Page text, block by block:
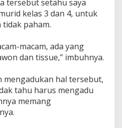
tersebut setahu saya
kelas 3 dan 4, untuk
tidak paham.
macam, ada yang
dan tissue,” imbuhnya.
mengadukan hal tersebut,
tahu harus mengadu
memang